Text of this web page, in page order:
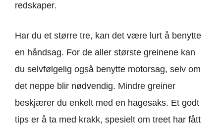
redskaper.
Har du et større tre, kan det være lurt å benytte
en håndsag. For de aller største greinene kan
du selvfølgelig også benytte motorsag, selv om
det neppe blir nødvendig. Mindre greiner
beskjærer du enkelt med en hagesaks. Et godt
tips er å ta med krakk, spesielt om treet har fått